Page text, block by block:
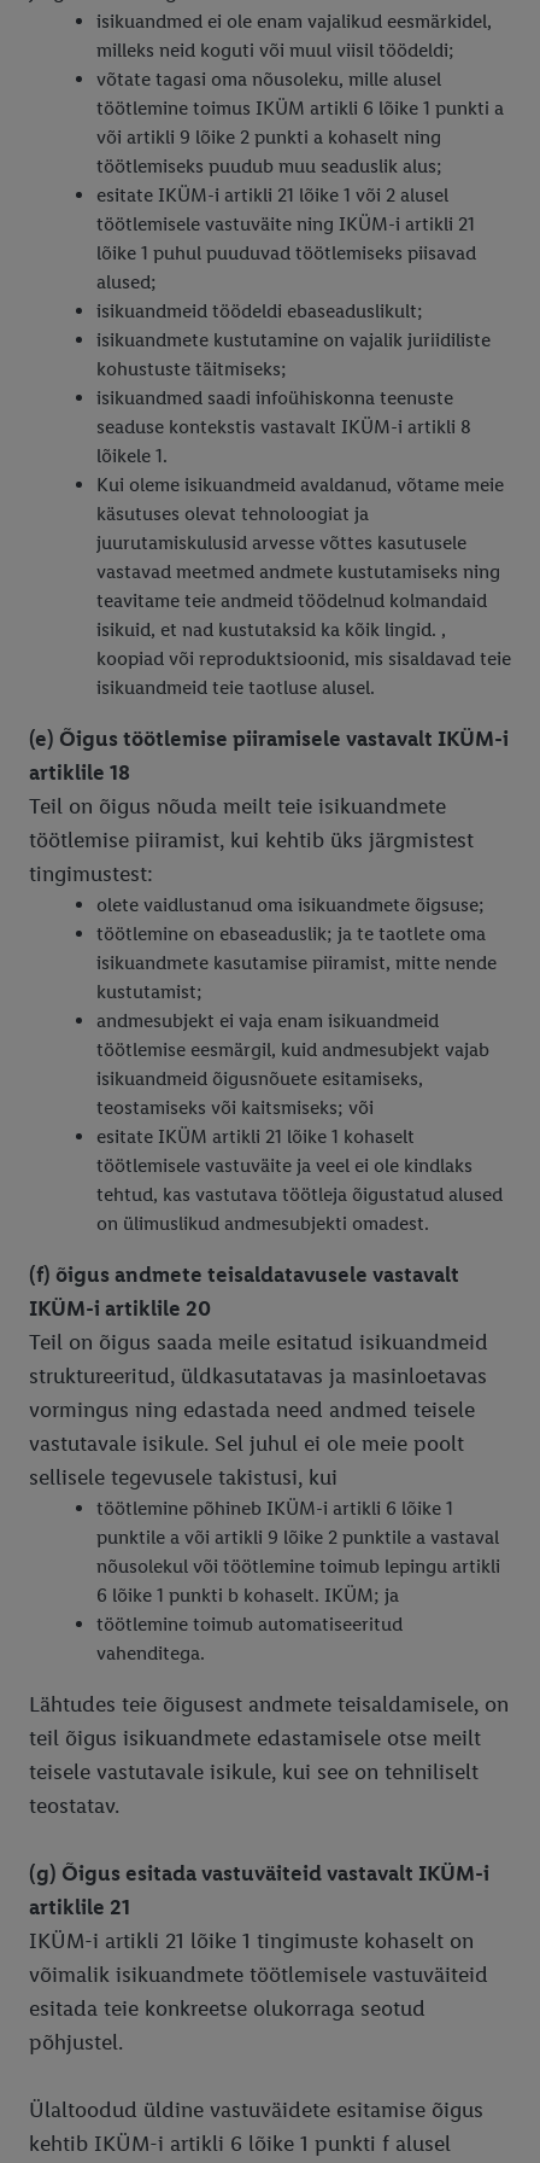
isikuandmed ei ole enam vajalikud eesmärkidel,
milleks neid koguti või muul viisil töödeldi;
võtate tagasi oma nõusoleku, mille alusel
töötlemine toimus IKÜM artikli 6 lõike 1 punkti a
või artikli 9 lõike 2 punkti a kohaselt ning
töötlemiseks puudub muu seaduslik alus;
esitate IKÜM-i artikli 21 lõike 1 või 2 alusel
töötlemisele vastuväite ning IKÜM-i artikli 21
lõike 1 puhul puuduvad töötlemiseks piisavad
alused;
isikuandmeid töödeldi ebaseaduslikult;
isikuandmete kustutamine on vajalik juriidiliste
kohustuste täitmiseks;
isikuandmed saadi infoühiskonna teenuste
seaduse kontekstis vastavalt IKÜM-i artikli 8
lõikele 1.
Kui oleme isikuandmeid avaldanud, võtame meie
käsutuses olevat tehnoloogiat ja
juurutamiskulusid arvesse võttes kasutusele
vastavad meetmed andmete kustutamiseks ning
teavitame teie andmeid töödelnud kolmandaid
isikuid, et nad kustutaksid ka kõik lingid. ,
koopiad või reproduktsioonid, mis sisaldavad teie
isikuandmeid teie taotluse alusel.
(e) Õigus töötlemise piiramisele vastavalt IKÜM-i
artiklile 18
Teil on õigus nõuda meilt teie isikuandmete
töötlemise piiramist, kui kehtib üks järgmistest
tingimustest:
olete vaidlustanud oma isikuandmete õigsuse;
töötlemine on ebaseaduslik; ja te taotlete oma
isikuandmete kasutamise piiramist, mitte nende
kustutamist;
andmesubjekt ei vaja enam isikuandmeid
töötlemise eesmärgil, kuid andmesubjekt vajab
isikuandmeid õigusnõuete esitamiseks,
teostamiseks või kaitsmiseks; või
esitate IKÜM artikli 21 lõike 1 kohaselt
töötlemisele vastuväite ja veel ei ole kindlaks
tehtud, kas vastutava töötleja õigustatud alused
on ülimuslikud andmesubjekti omadest.
(f) õigus andmete teisaldatavusele vastavalt
IKÜM-i artiklile 20
Teil on õigus saada meile esitatud isikuandmeid
struktureeritud, üldkasutatavas ja masinloetavas
vormingus ning edastada need andmed teisele
vastutavale isikule. Sel juhul ei ole meie poolt
sellisele tegevusele takistusi, kui
töötlemine põhineb IKÜM-i artikli 6 lõike 1
punktile a või artikli 9 lõike 2 punktile a vastaval
nõusolekul või töötlemine toimub lepingu artikli
6 lõike 1 punkti b kohaselt. IKÜM; ja
töötlemine toimub automatiseeritud
vahenditega.
Lähtudes teie õigusest andmete teisaldamisele, on
teil õigus isikuandmete edastamisele otse meilt
teisele vastutavale isikule, kui see on tehniliselt
teostatav.
(g) Õigus esitada vastuväiteid vastavalt IKÜM-i
artiklile 21
IKÜM-i artikli 21 lõike 1 tingimuste kohaselt on
võimalik isikuandmete töötlemisele vastuväiteid
esitada teie konkreetse olukorraga seotud
põhjustel.
Ülaltoodud üldine vastuväidete esitamise õigus
kehtib IKÜM-i artikli 6 lõike 1 punkti f alusel